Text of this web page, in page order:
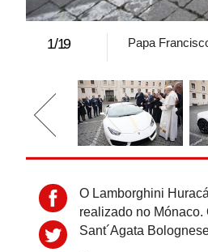
1/19 Papa
O Lamborghini
realizado no
Sant´Agata